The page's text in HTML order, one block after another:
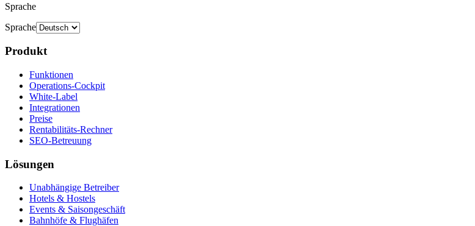
Sprache
Sprache
Produkt
Funktionen
Operations-Cockpit
White-Label
Integrationen
Preise
Rentabilitäts-Rechner
SEO-Betreuung
Lösungen
Unabhängige Betreiber
Hotels & Hostels
Events & Saisongeschäft
Bahnhöfe & Flughäfen